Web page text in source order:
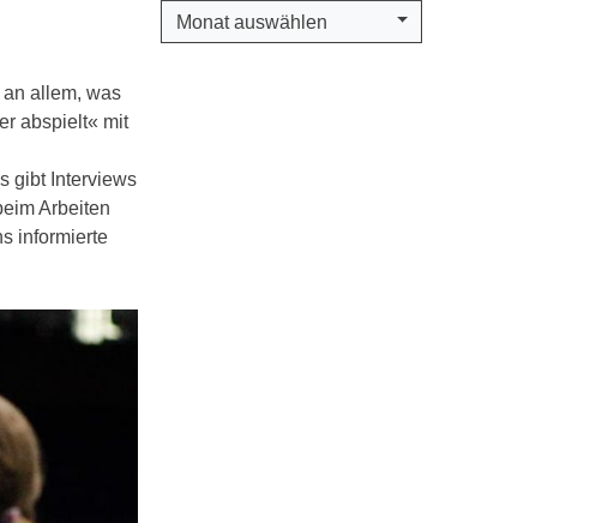
allem, was
abspielt« mit
gibt Interviews
Arbeiten
informierte
Archiv
Monat auswählen